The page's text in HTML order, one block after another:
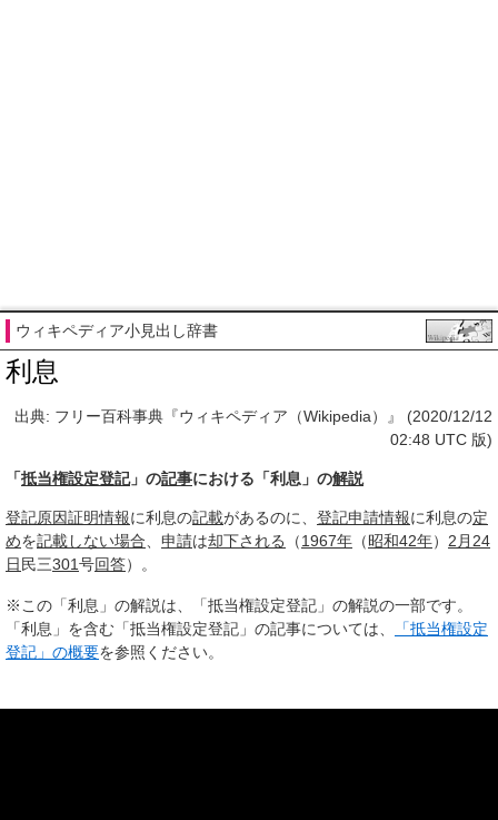
ウィキペディア小見出し辞書
利息
出典: フリー百科事典『ウィキペディア（Wikipedia）』 (2020/12/12
02:48 UTC 版)
「抵当権設定登記」の記事における「利息」の解説
登記原因証明情報に利息の記載があるのに、 登記申請情報に利息の定
めを記載しない場合、 申請は却下される （1967年 （昭和42年） 2月24
日民三301号回答）。
※この「利息」の解説は、「抵当権設定登記」の解説の一部です。
「利息」を含む「抵当権設定登記」の記事については、
「抵当権設定
登記」の概要を参照ください。